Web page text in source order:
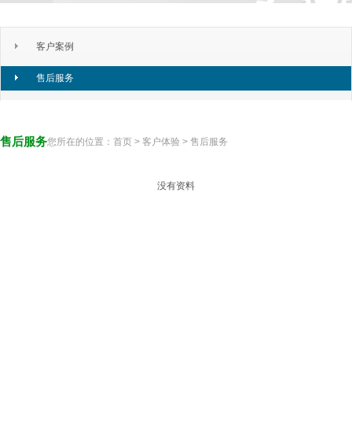
客户案例
售后服务
您所在的位置： 首页 > 客户体验 > 售后服务
售后服务
没有资料